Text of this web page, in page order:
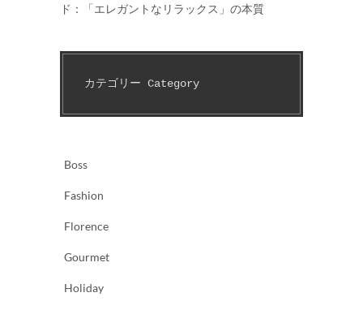
ド：「エレガントなリラックス」の本質
カテゴリー Category
Boss
Fashion
Florence
Gourmet
Holiday